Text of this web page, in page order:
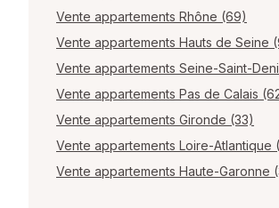
Vente appartements Rhône (69)
Vente appartements Hauts de Seine
Vente appartements Seine-Saint-
Vente appartements Pas de Calais
Vente appartements Gironde (33)
Vente appartements Loire-Atlantique
Vente appartements Haute-Garonne